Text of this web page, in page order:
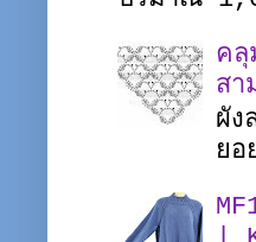
คลุ
สา
ผัง
ย